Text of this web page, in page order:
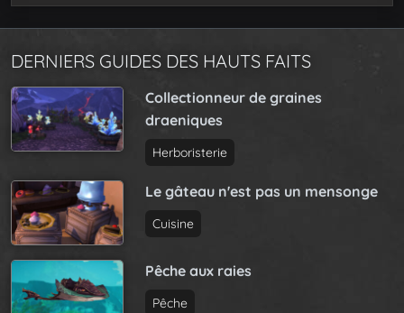
DERNIERS GUIDES DES HAUTS FAITS
Collectionneur de graines
draeniques
Herboristerie
Le gâteau n'est pas un mensonge
Cuisine
Pêche aux raies
Pêche